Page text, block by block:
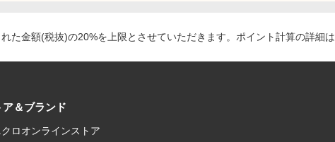
た金額(税抜)の20%を上限とさせていただきます。ポイント計算の詳細は
ア＆ブランド
ロオンラインストア